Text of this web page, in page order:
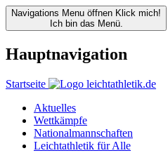
Navigations Menu öffnen Klick mich!
Ich bin das Menü.
Hauptnavigation
Startseite
Aktuelles
Wettkämpfe
Nationalmannschaften
Leichtathletik für Alle